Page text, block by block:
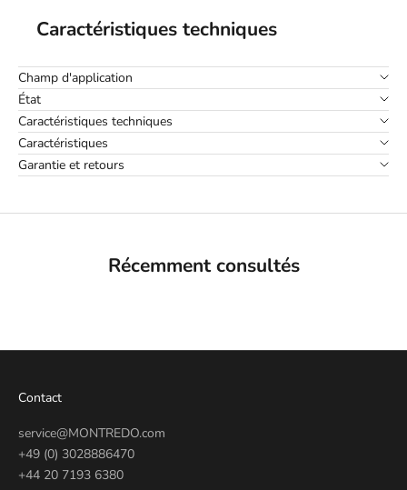
Caractéristiques techniques
Champ d'application
État
Caractéristiques techniques
Caractéristiques
Garantie et retours
Récemment consultés
Contact
service@MONTREDO.com
+49 (0) 3028886470
+44 20 7193 6380